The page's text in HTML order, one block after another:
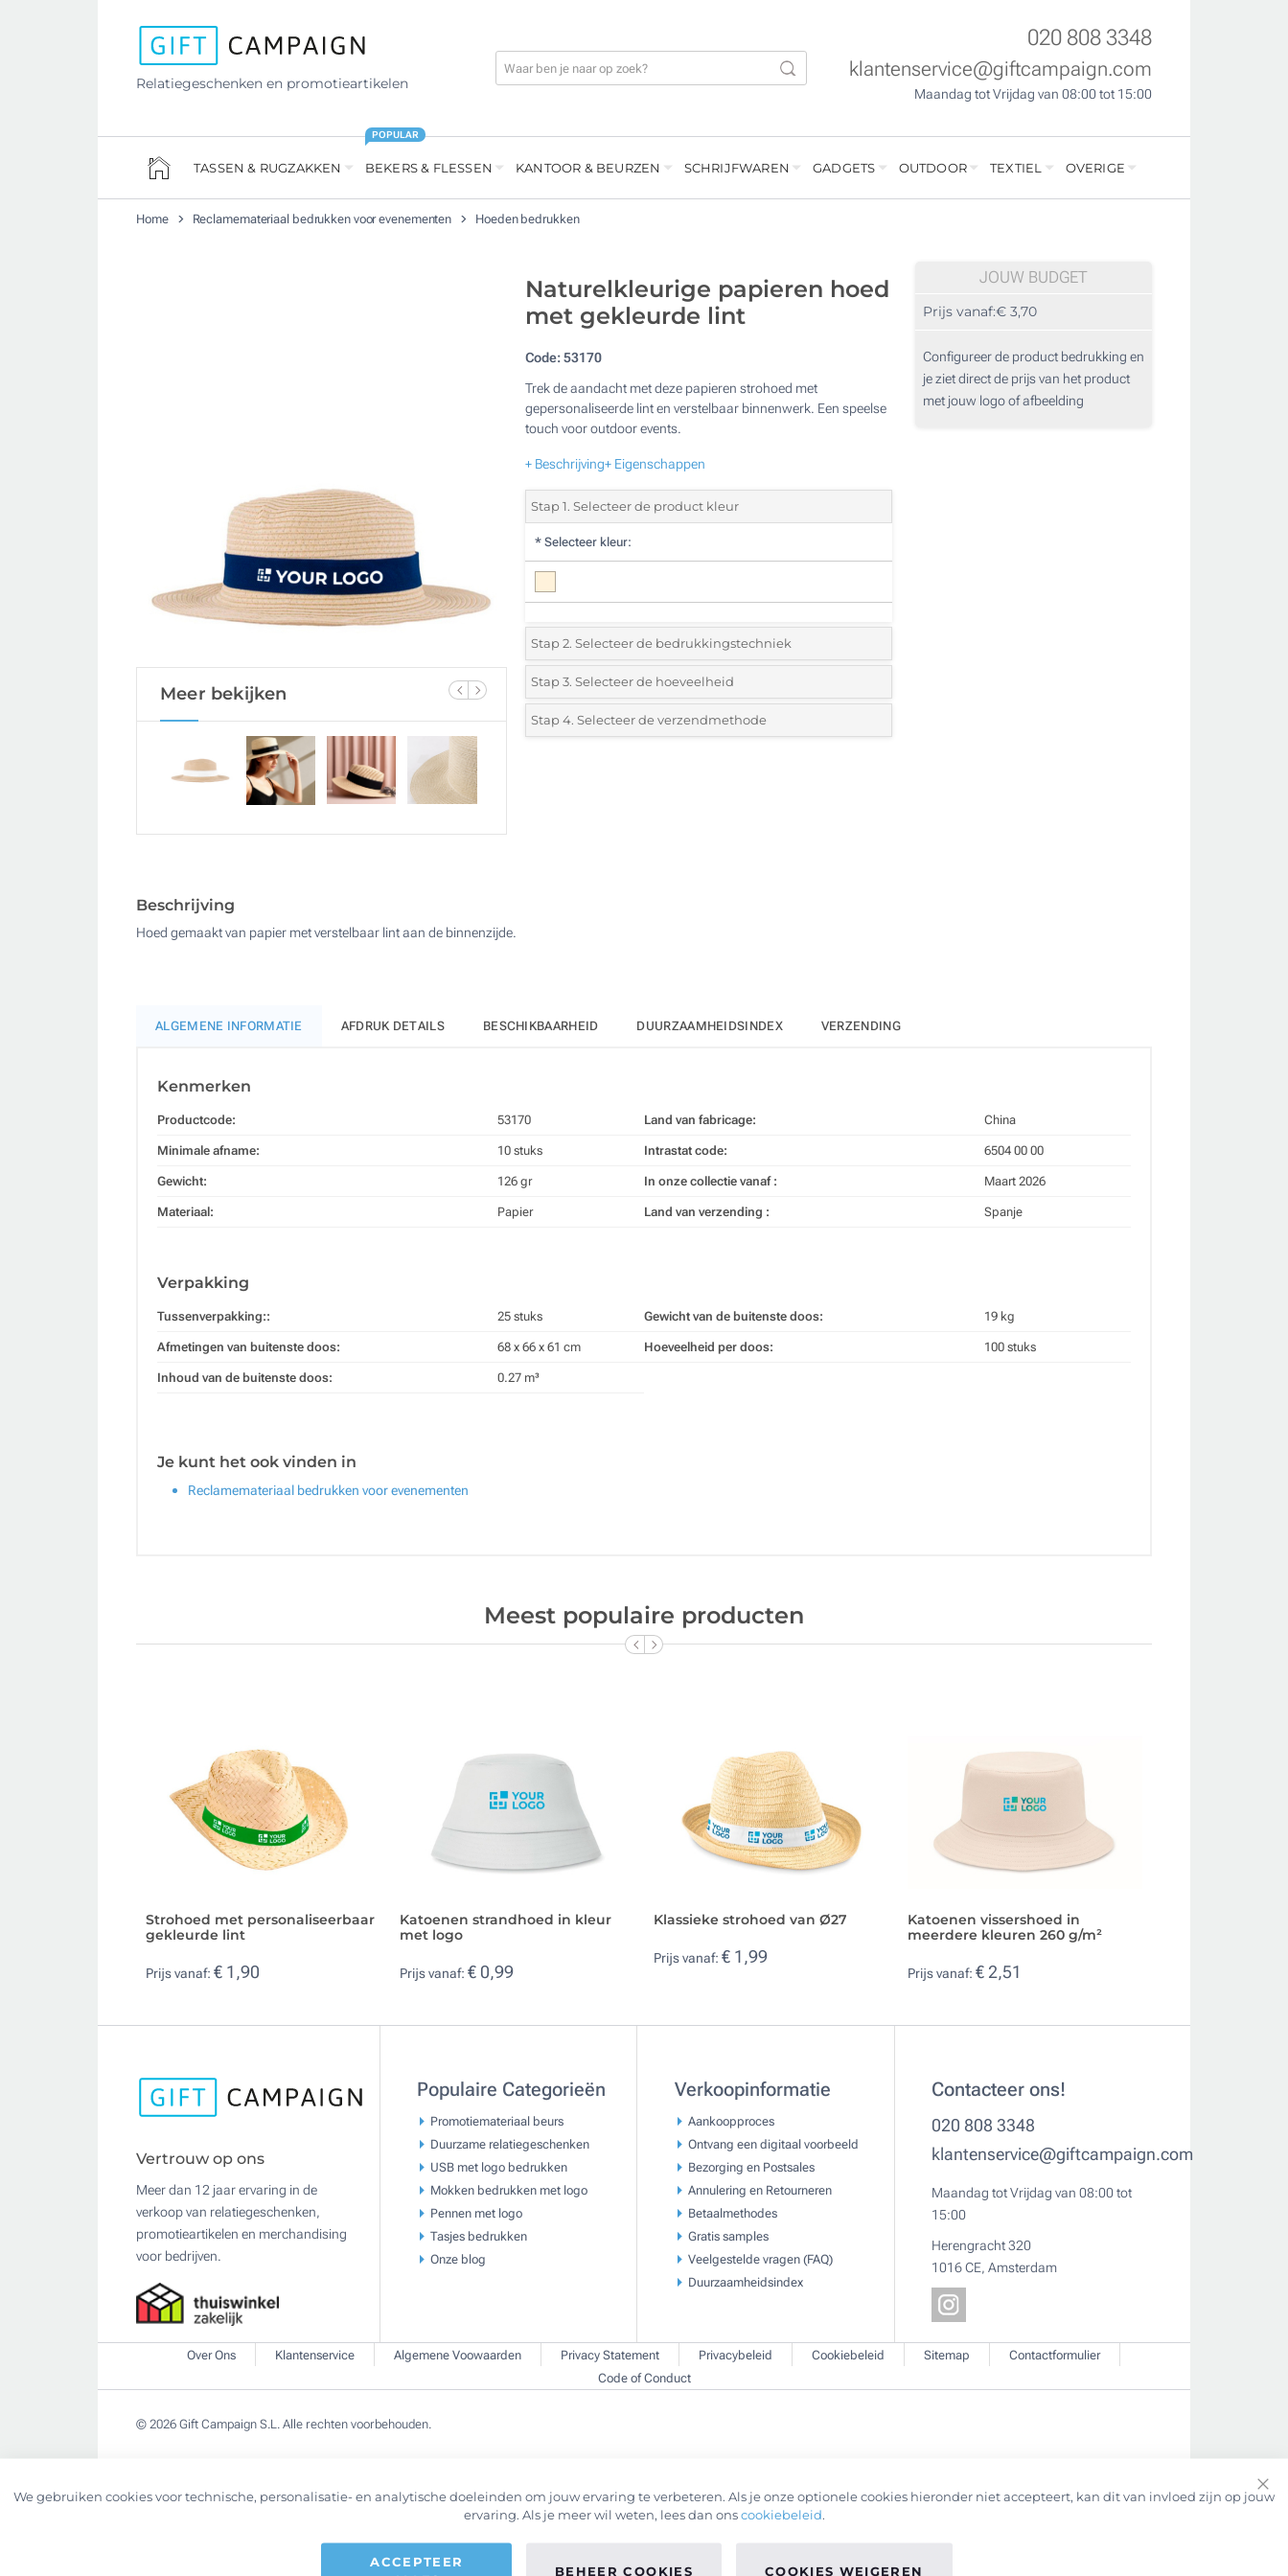
Relatiegeschenken en promotieartikelen
020 808 3348
klantenservice@giftcampaign.com
Maandag tot Vrijdag van 08:00 tot 15:00
TASSEN & RUGZAKKEN BEKERS & FLESSEN
POPULAR
KANTOOR & BEURZEN SCHRIJFWAREN GADGETS OUTDOOR TEXTIEL OVERIGE
Home Reclamemateriaal bedrukken voor evenementen Hoeden bedrukken
Meer bekijken
Naturelkleurige papieren hoed
met gekleurde lint
Code:53170
Trek de aandacht met deze papieren strohoed met
gepersonaliseerde lint en verstelbaar binnenwerk. Een speelse
touch voor outdoor events.
+ Beschrijving+ Eigenschappen
Stap 1. Selecteer de product kleur
* Selecteer kleur:
Stap 2. Selecteer de bedrukkingstechniek
*Selecteer de bedrukking en kleuren van het logo:
1 Kleur (Blauwe polyesterband)
Stap 3. Selecteer de hoeveelheid
*Selecteer uit de lijst of voeg het gewenste aantal in
Stap 4. Selecteer de verzendmethode
JOUW BUDGET
Prijs vanaf:€ 3,70
Configureer de product bedrukking en
je ziet direct de prijs van het product
met jouw logo of afbeelding
Beschrijving
Hoed gemaakt van papier met verstelbaar lint aan de binnenzijde.
ALGEMENE INFORMATIE AFDRUK DETAILS BESCHIKBAARHEID DUURZAAMHEIDSINDEX VERZENDING
Kenmerken
Productcode: 53170
Minimale afname: 10 stuks
Gewicht: 126 gr
Materiaal: Papier
Land van fabricage: China
Intrastat code: 6504 00 00
In onze collectie vanaf : Maart 2026
Land van verzending : Spanje
Verpakking
Tussenverpakking:: 25 stuks
Afmetingen van buitenste doos: 68 x 66 x 61 cm
Inhoud van de buitenste doos: 0.27 m³
Gewicht van de buitenste doos: 19 kg
Hoeveelheid per doos: 100 stuks
Je kunt het ook vinden in
Reclamemateriaal bedrukken voor evenementen
Meest populaire producten
Strohoed met personaliseerbaar
gekleurde lint
Prijs vanaf: € 1,90
Katoenen strandhoed in kleur
met logo
Prijs vanaf: € 0,99
Klassieke strohoed van Ø27
Prijs vanaf: € 1,99
Katoenen vissershoed in
meerdere kleuren 260 g/m²
Prijs vanaf: € 2,51
Vertrouw op ons
Meer dan 12 jaar ervaring in de
verkoop van relatiegeschenken,
promotieartikelen en merchandising
voor bedrijven.
Populaire Categorieën
Promotiemateriaal beurs
Duurzame relatiegeschenken
USB met logo bedrukken
Mokken bedrukken met logo
Pennen met logo
Tasjes bedrukken
Onze blog
Verkoopinformatie
Aankoopproces
Ontvang een digitaal voorbeeld
Bezorging en Postsales
Annulering en Retourneren
Betaalmethodes
Gratis samples
Veelgestelde vragen (FAQ)
Duurzaamheidsindex
Contacteer ons!
020 808 3348
klantenservice@giftcampaign.com
Maandag tot Vrijdag van 08:00 tot
15:00
Herengracht 320
1016 CE, Amsterdam
Over Ons Klantenservice Algemene Voowaarden Privacy Statement Privacybeleid Cookiebeleid Sitemap
Contactformulier
Code of Conduct
© 2026 Gift Campaign S.L. Alle rechten voorbehouden.
We gebruiken cookies voor technische, personalisatie- en analytische doeleinden om jouw ervaring te verbeteren. Als je onze optionele cookies hieronder niet accepteert, kan dit van invloed zijn op jouw
ervaring. Als je meer wil weten, lees dan onscookiebeleid.
ACCEPTEER
BEHEER COOKIES COOKIES WEIGEREN